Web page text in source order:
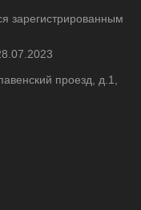
зарегистрированным
проезд, д.1,